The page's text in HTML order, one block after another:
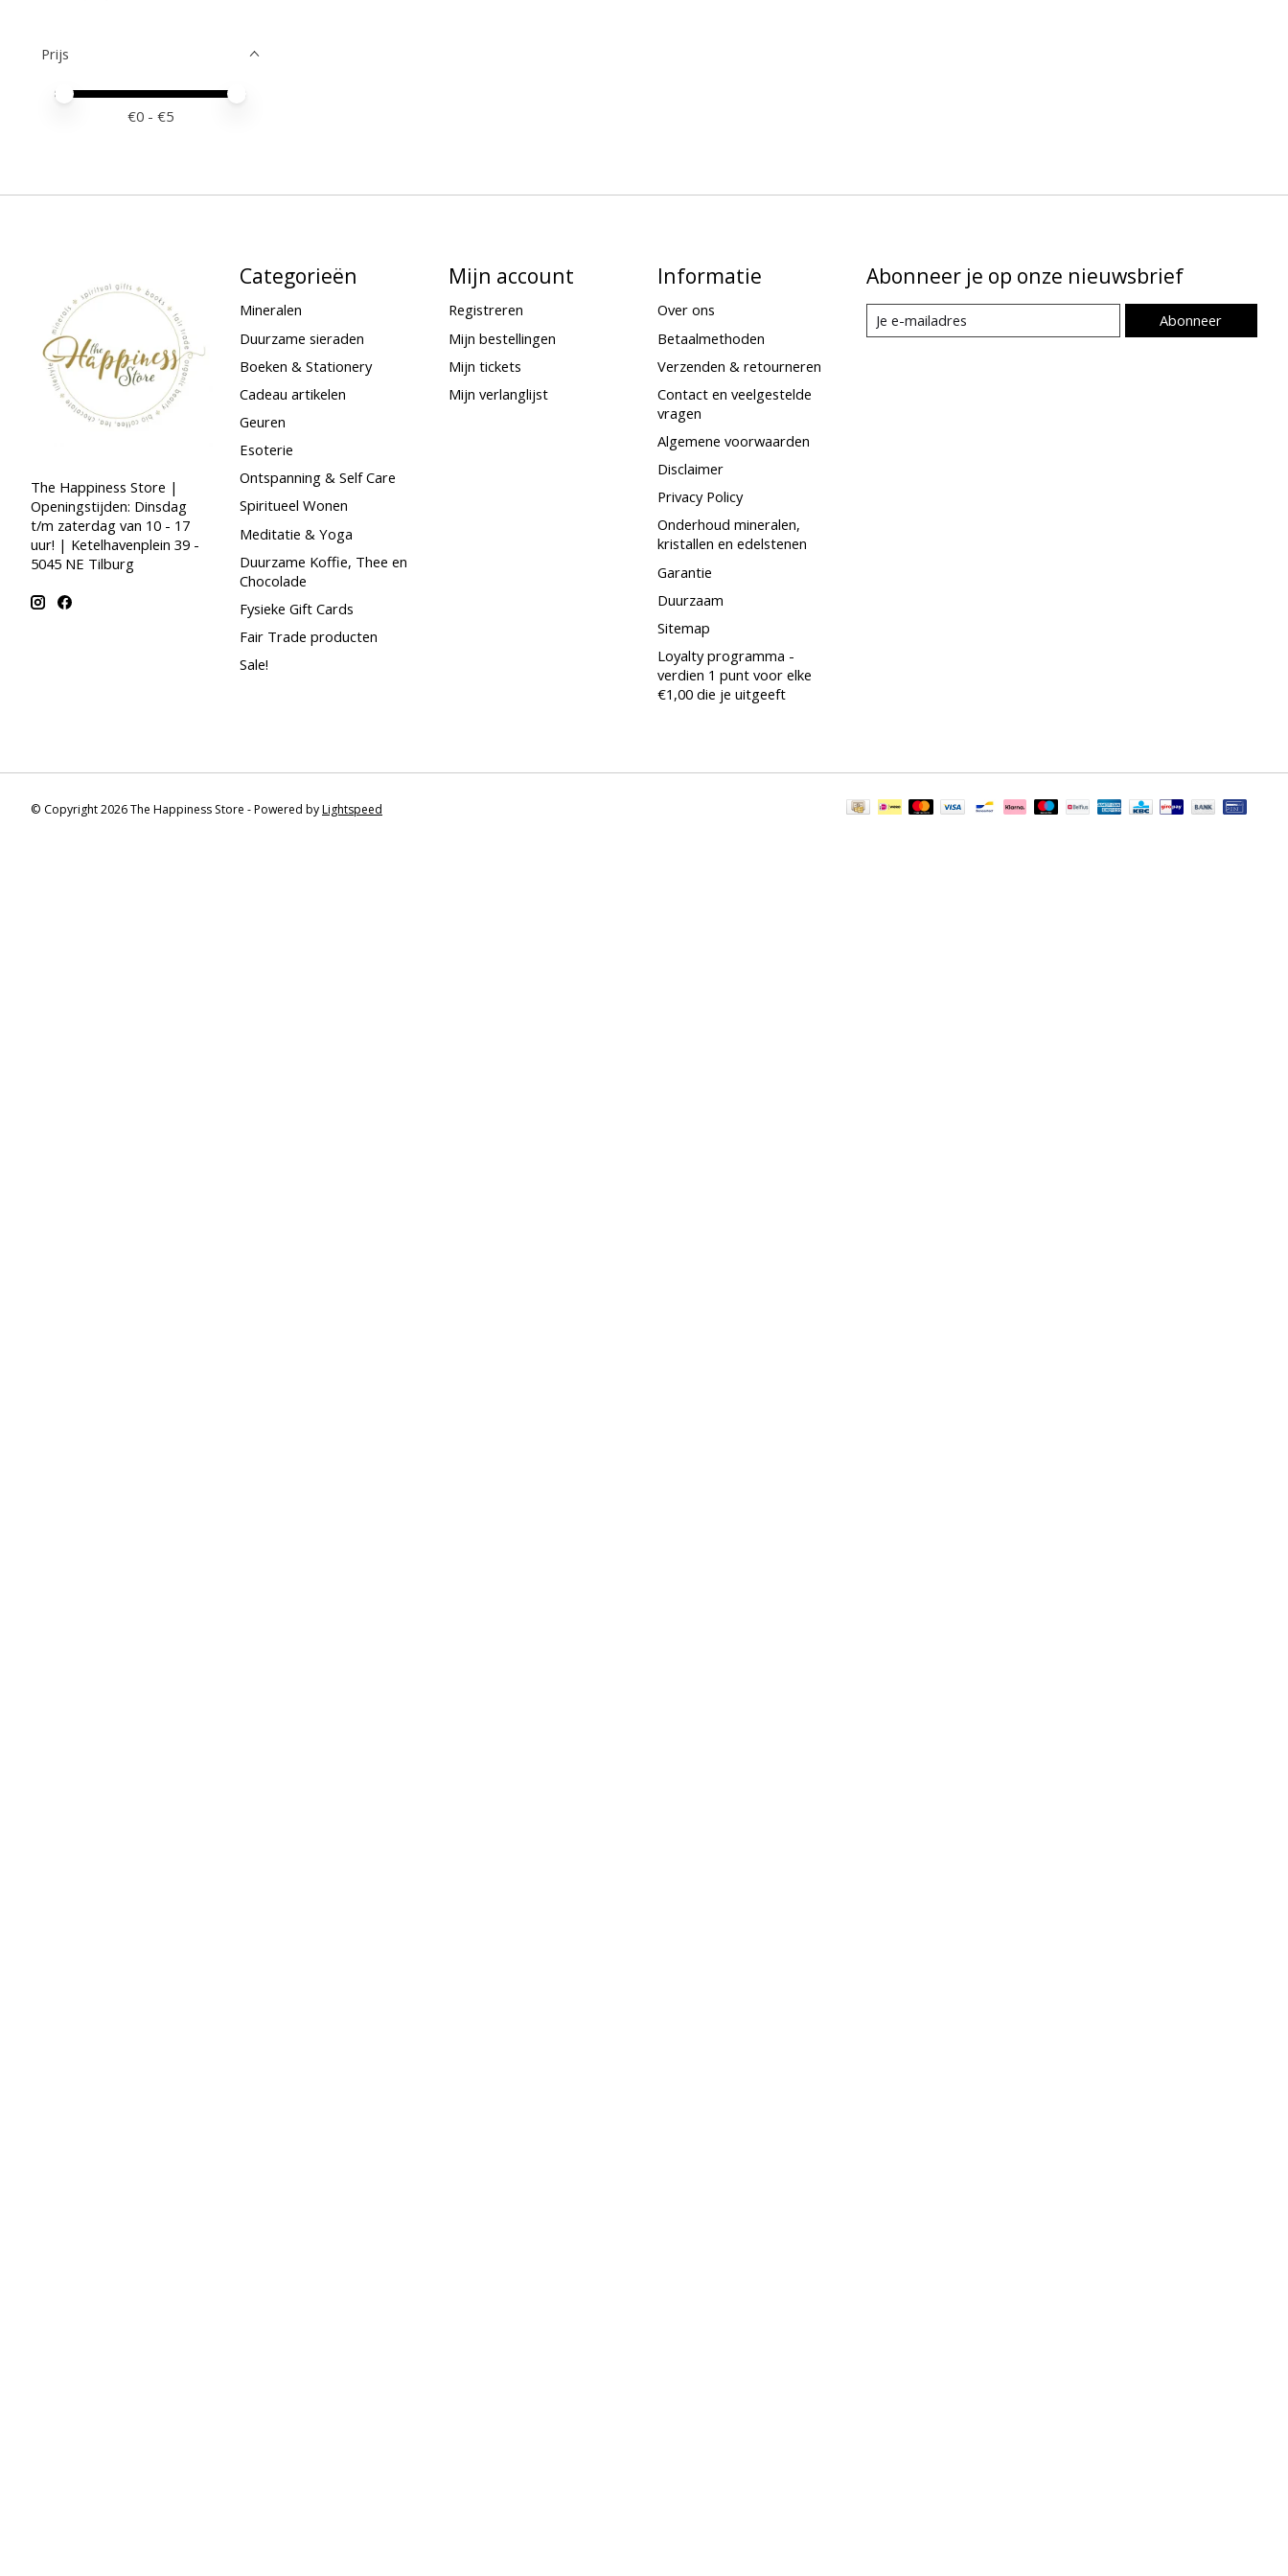
Prijs
Minimale prijswaarde
Price maximum value
€0 - €5
The Happiness Store |
Openingstijden: Dinsdag
t/m zaterdag van 10 - 17
uur! | Ketelhavenplein 39 -
5045 NE Tilburg
Categorieën
Mineralen
Duurzame sieraden
Boeken & Stationery
Cadeau artikelen
Geuren
Esoterie
Ontspanning & Self Care
Spiritueel Wonen
Meditatie & Yoga
Duurzame Koffie, Thee en
Chocolade
Fysieke Gift Cards
Fair Trade producten
Sale!
Mijn account
Registreren
Mijn bestellingen
Mijn tickets
Mijn verlanglijst
Informatie
Over ons
Betaalmethoden
Verzenden & retourneren
Contact en veelgestelde
vragen
Algemene voorwaarden
Disclaimer
Privacy Policy
Onderhoud mineralen,
kristallen en edelstenen
Garantie
Duurzaam
Sitemap
Loyalty programma -
verdien 1 punt voor elke
€1,00 die je uitgeeft
Abonneer je op onze nieuwsbrief
Abonneer
© Copyright 2026 The Happiness Store - Powered byLightspeed